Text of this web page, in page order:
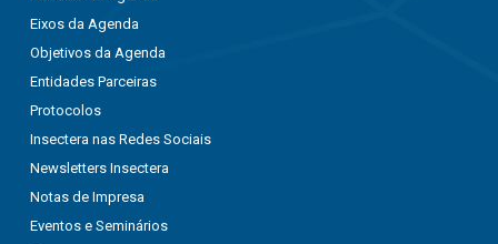
Eixos da Agenda
Objetivos da Agenda
Entidades Parceiras
Protocolos
Insectera nas Redes Sociais
Newsletters Insectera
Notas de Impresa
Eventos e Seminários